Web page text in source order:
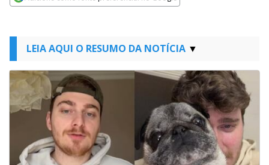
LEIA AQUI O RESUMO DA NOTÍCIA